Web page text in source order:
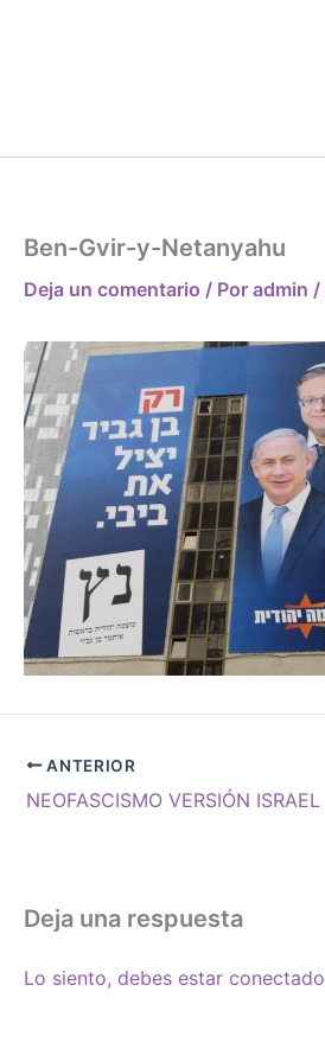
Ben-Gvir-y-Netanyahu
Deja un comentario / Por admin /
ANTERIOR
NEOFASCISMO VERSIÓN ISRAEL
Deja una respuesta
Lo siento, debes estar conectado